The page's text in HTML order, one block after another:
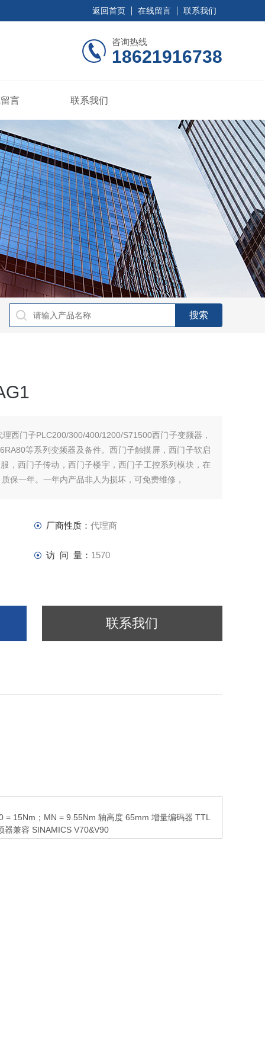
返回首页 在线留言 联系我们
咨询热线
18621916738
言 联系我们
西门子PLC200/300/400/1200/S71500西门子变频器，
等系列变频器及备件。西门子触摸屏，西门子软启
，西门子传动，西门子楼宇，西门子工控系列模块，在
保一年。一年内产品非人为损坏，可免费维修，
厂商性质： 代理商
访 问 量： 1570
联系我们
15Nm；MN = 9.55Nm 轴高度 65mm 增量编码器 TTL
器兼容 SINAMICS V70&V90